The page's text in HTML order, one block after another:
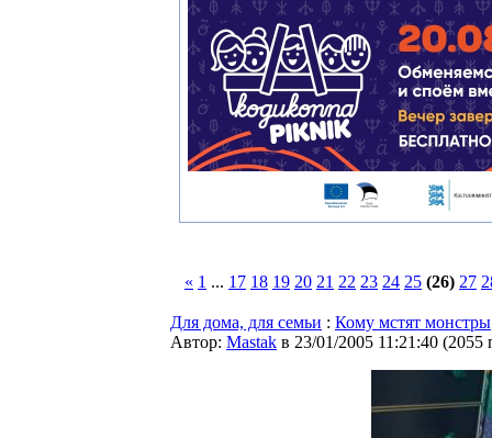
« 1 ... 17 18 19 20 21 22 23 24 25 (26) 27
Для дома, для семьи : Кому мстят монстры
Автор: Мastak в 23/01/2005 11:21:40 (2055